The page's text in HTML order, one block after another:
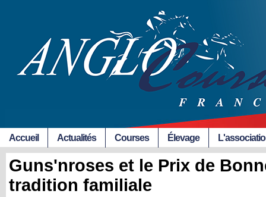
Accueil Actualités Courses Élevage
Guns'nroses et le Prix de
tradition familiale